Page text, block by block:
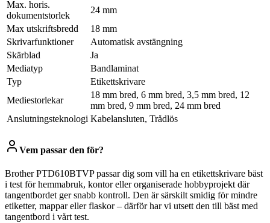
Max. horis.
dokumentstorlek
24 mm
Max utskriftsbredd
18 mm
Skrivarfunktioner
Automatisk avstängning
Skärblad
Ja
Mediatyp
Bandlaminat
Typ
Etikettskrivare
Mediestorlekar
18 mm bred, 6 mm bred, 3,5 mm bred, 12
mm bred, 9 mm bred, 24 mm bred
Anslutningsteknologi Kabelansluten, Trådlös
Vem passar den för?
Brother PTD610BTVP passar dig som vill ha en etikettskrivare bäst
i test för hemmabruk, kontor eller organiserade hobbyprojekt där
tangentbordet ger snabb kontroll. Den är särskilt smidig för mindre
etiketter, mappar eller flaskor – därför har vi utsett den till bäst med
tangentbord i vårt test.